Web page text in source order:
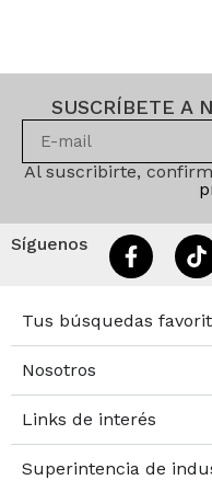
SUSCRÍBETE A
Al suscribirte,
Síguenos
Tus búsquedas
Nosotros
Links de interés
Superintencia de